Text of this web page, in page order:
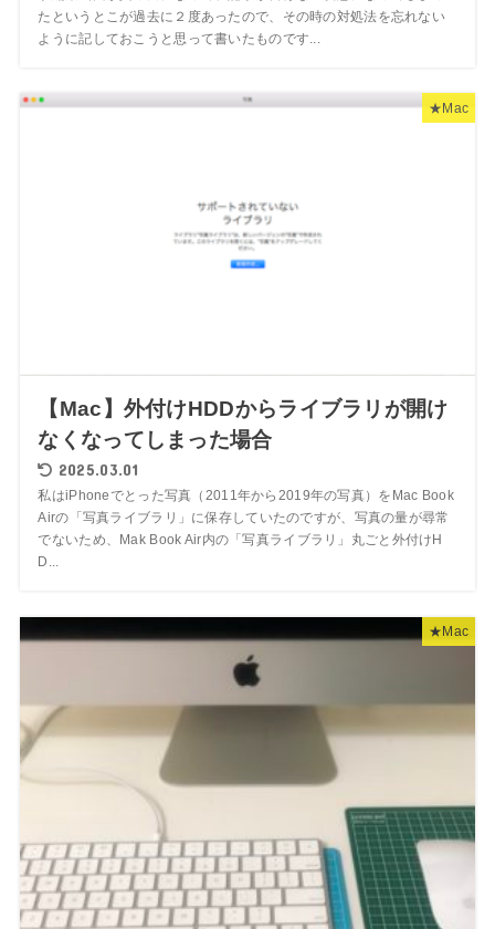
たというとこが過去に２度あったので、その時の対処法を忘れない
ように記しておこうと思って書いたものです...
★Mac
【Mac】外付けHDDからライブラリが開け
なくなってしまった場合
2025.03.01
私はiPhoneでとった写真（2011年から2019年の写真）をMac Book
Airの「写真ライブラリ」に保存していたのですが、写真の量が尋常
でないため、Mak Book Air内の「写真ライブラリ」丸ごと外付けH
D...
★Mac